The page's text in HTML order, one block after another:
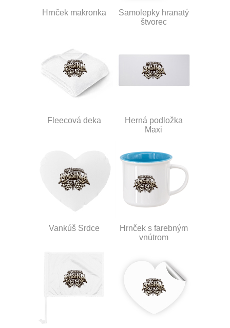
Hrnček makronka
Samolepky hranatý
štvorec
Fleecová deka
Herná podložka
Maxi
Vankúš Srdce
Hrnček s farebným
vnútrom